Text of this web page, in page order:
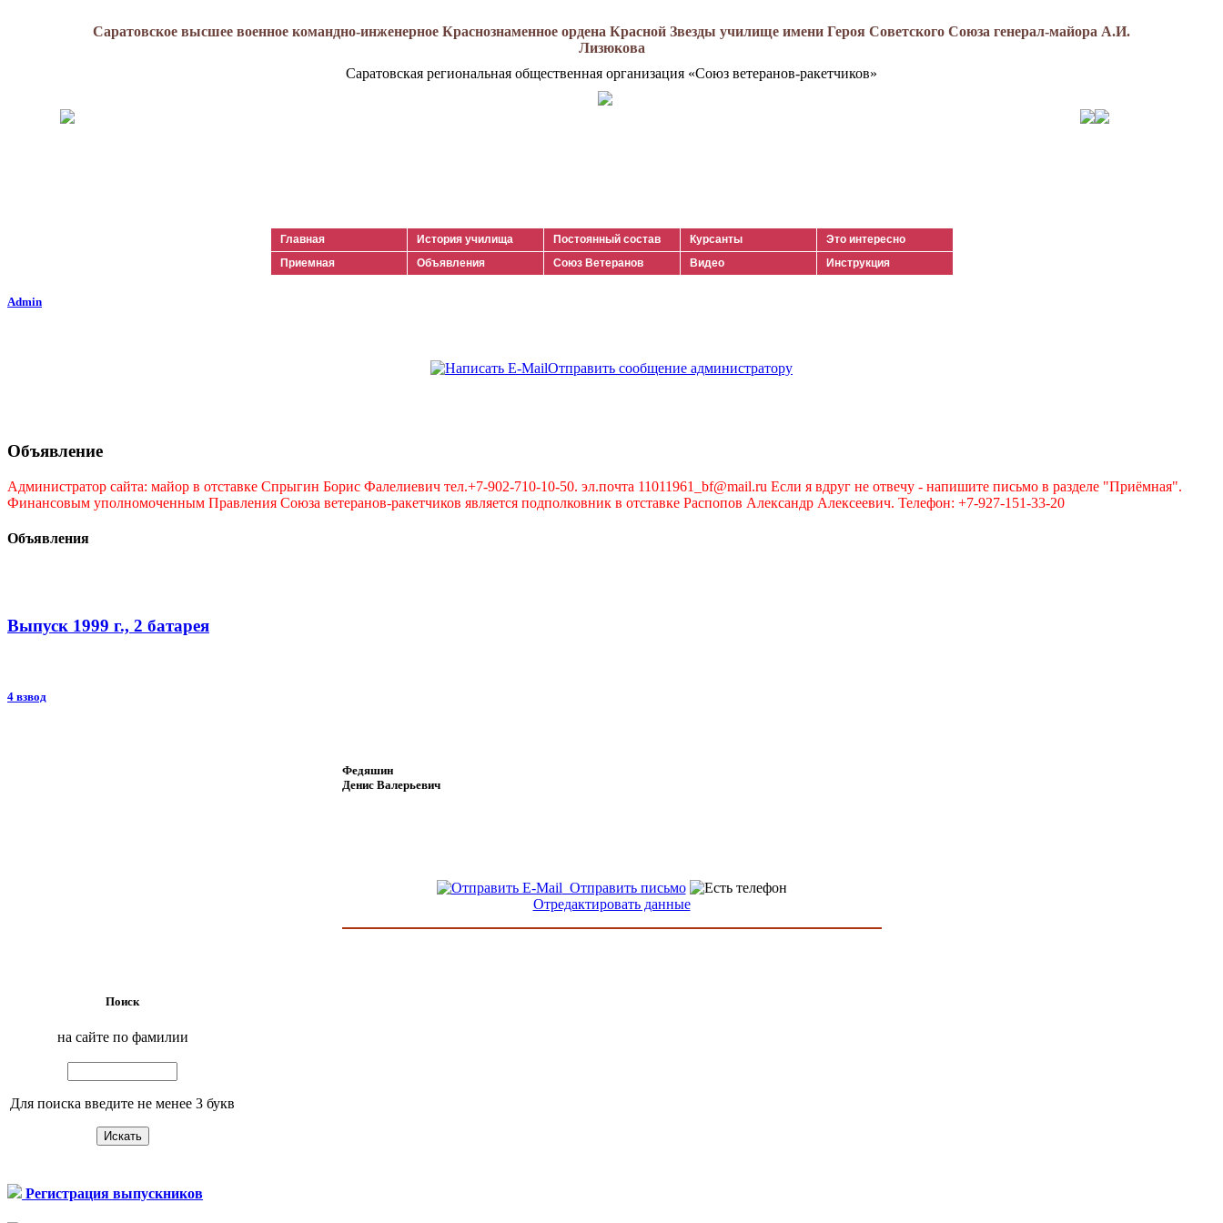
Саратовское высшее военное командно-инженерное Краснознаменное ордена Красной Звезды училище имени Героя Советского Союза генерал-майора А.И.
Лизюкова
Саратовская региональная общественная организация «Союз ветеранов-ракетчиков»
Главная История училища Постоянный состав Курсанты
Это интересно
Приемная
Объявления Союз Ветеранов Видео Инструкция
Admin
Отправить сообщение администратору
Объявление
Администратор сайта: майор в отставке Спрыгин Борис Фалелиевич тел.+7-902-710-10-50. эл.почта 11011961_bf@mail.ru Если я вдруг не отвечу - напишите письмо в разделе "Приёмная".
Финансовым уполномоченным Правления Союза ветеранов-ракетчиков является подполковник в отставке Распопов Александр Алексеевич. Телефон: +7-927-151-33-20
Объявления
Выпуск 1999 г., 2 батарея
4 взвод
Федяшин
Денис Валерьевич
Отправить письмо
Отредактировать данные
Поиск
на сайте по фамилии
Для поиска введите не менее 3 букв
Регистрация выпускников